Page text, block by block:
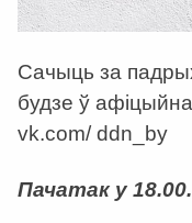
Сачыць за
будзе ў
vk.com/ ddn_by
Пачатак у